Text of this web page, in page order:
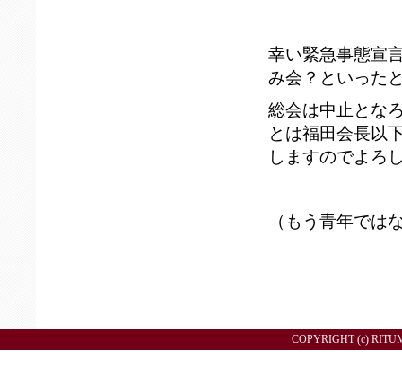
幸い緊急事態宣
み会？といった
総会は中止とな
とは福田会長以
しますのでよろ
（もう青年で
COPYRIGHT (c)